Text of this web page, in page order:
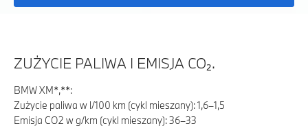
ZUŻYCIE PALIWA I EMISJA CO₂.
BMW XM*,**:
Zużycie paliwa w l/100 km (cykl mieszany): 1,6–1,5
Emisja CO2 w g/km (cykl mieszany): 36–33